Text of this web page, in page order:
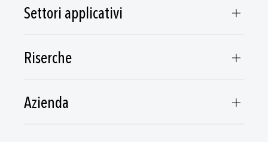
Settori applicativi
Riserche
Azienda